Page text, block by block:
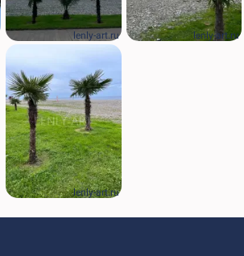
lenly-art.ru
lenly-art.ru
lenly-art.ru